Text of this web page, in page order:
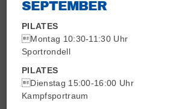
Termin*
Sind Sie bereits Vereinsmitglied?
SEPTEMBER
PILATES
Montag 10:30-11:30 Uhr
Sportrondell
PILATES
Dienstag 15:00-16:00 Uhr
Kampfsportraum